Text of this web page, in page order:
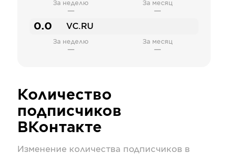
За неделю
—
За месяц
—
0.0 VC.RU
За неделю
—
За месяц
—
Количество
подписчиков
ВКонтакте
Изменение количества подписчиков в